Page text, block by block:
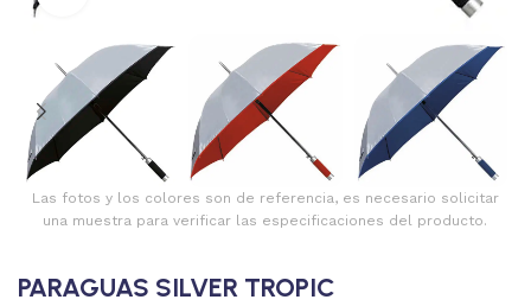
Las fotos y los colores son de referencia, es necesario solicitar
una muestra para verificar las especificaciones del producto.
PARAGUAS SILVER TROPIC